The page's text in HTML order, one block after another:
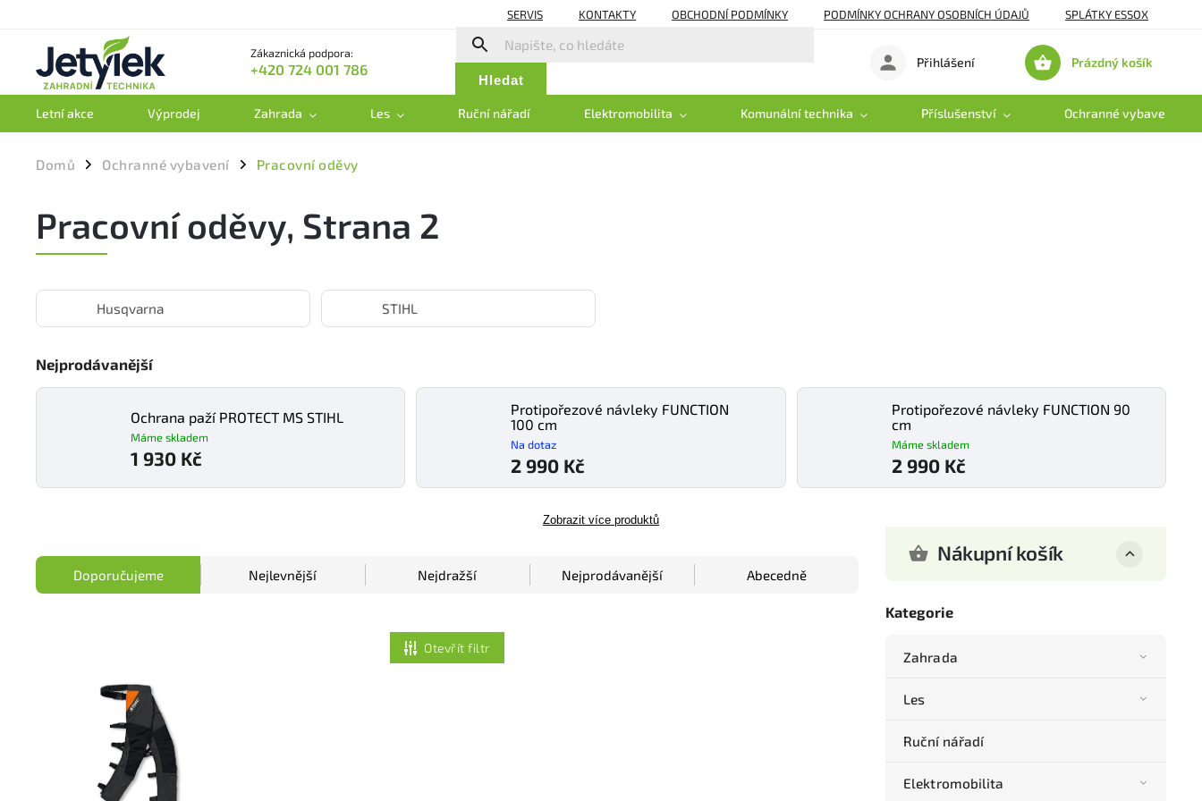
SERVIS KONTAKTY OBCHODNÍ PODMÍNKY PODMÍNKY OCHRANY OSOBNÍCH ÚDAJŮ SPLÁTKY ESSOX
Zákaznická podpora:
+420 724 001 786
Hledat
Nákupní
Prázdný košík
Přihlášení
Letní akce Výprodej Zahrada Les Ruční nářadí Elektromobilita Komunální technika Příslušenství Ochranné vybavení
Domů / Ochranné vybavení / Pracovní oděvy
Pracovní oděvy, Strana 2
Husqvarna STIHL
Nejprodávanější
Ochrana paží PROTECT MS STIHL
Máme skladem
1 930 Kč
Protipořezové návleky FUNCTION
100 cm
Na dotaz
2 990 Kč
Protipořezové návleky FUNCTION 90
cm
Máme skladem
2 990 Kč
Zobrazit více produktů
Nákupní košík
Kategorie
Zahrada
Les
Ruční nářadí
Elektromobilita
Doporučujeme Nejlevnější Nejdražší Nejprodávanější Abecedně
Otevřít filtr